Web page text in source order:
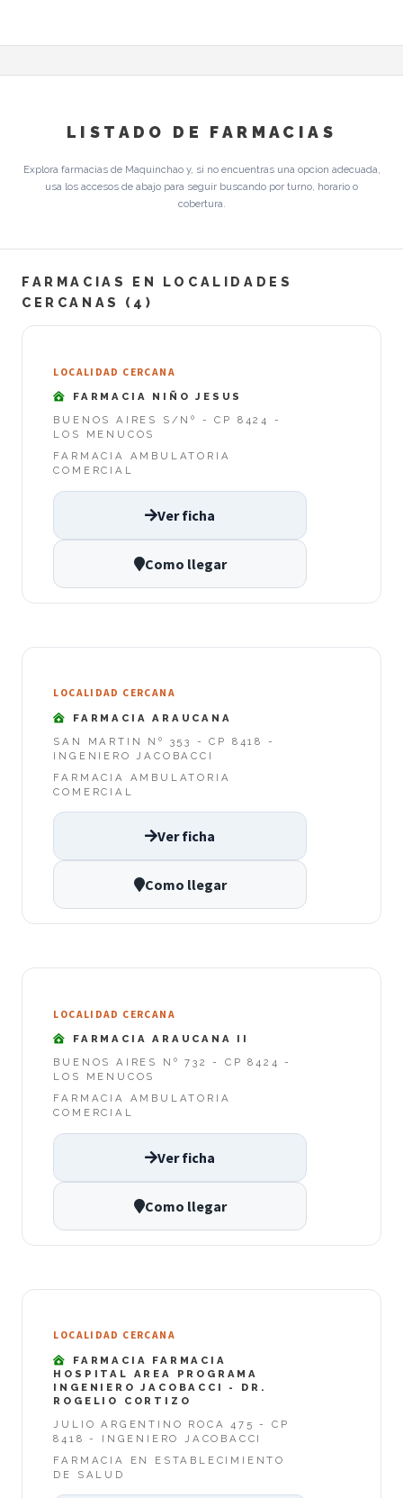
LISTADO DE FARMACIAS
Explora farmacias de Maquinchao y, si no encuentras una opcion adecuada,
usa los accesos de abajo para seguir buscando por turno, horario o
cobertura.
FARMACIAS EN LOCALIDADES
CERCANAS (4)
LOCALIDAD CERCANA
FARMACIA NIÑO JESUS
BUENOS AIRES S/Nº - CP 8424 -
LOS MENUCOS
FARMACIA AMBULATORIA
COMERCIAL
Ver ficha
Como llegar
LOCALIDAD CERCANA
FARMACIA ARAUCANA
SAN MARTIN Nº 353 - CP 8418 -
INGENIERO JACOBACCI
FARMACIA AMBULATORIA
COMERCIAL
Ver ficha
Como llegar
LOCALIDAD CERCANA
FARMACIA ARAUCANA II
BUENOS AIRES Nº 732 - CP 8424 -
LOS MENUCOS
FARMACIA AMBULATORIA
COMERCIAL
Ver ficha
Como llegar
LOCALIDAD CERCANA
FARMACIA FARMACIA
HOSPITAL AREA PROGRAMA
INGENIERO JACOBACCI - DR.
ROGELIO CORTIZO
JULIO ARGENTINO ROCA 475 - CP
8418 - INGENIERO JACOBACCI
FARMACIA EN ESTABLECIMIENTO
DE SALUD